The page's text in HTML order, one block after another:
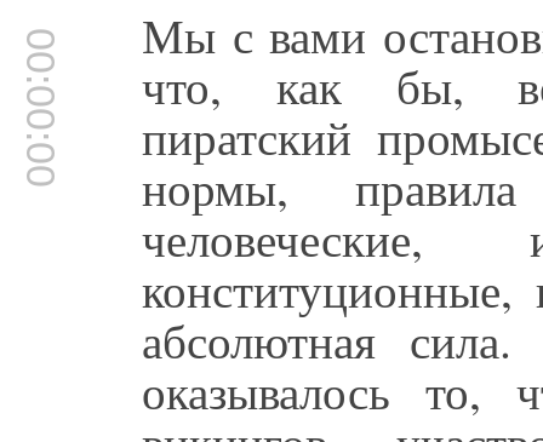
00:00:00 Мы с вами
что, как бы,
пиратский
нормы,
абсолютная
оказывалось то,